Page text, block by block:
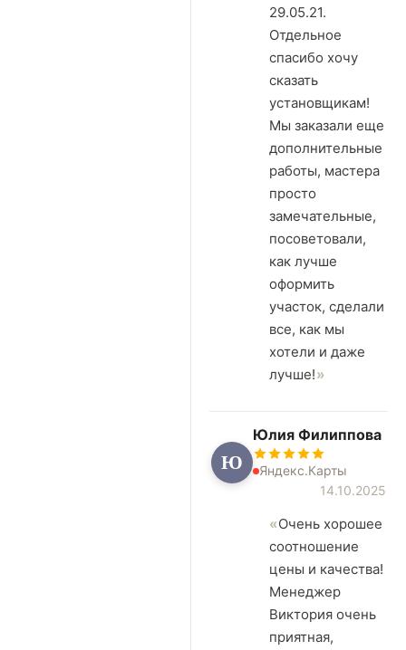
29.05.21.
Отдельное
спасибо хочу
сказать
установщикам!
Мы заказали еще
дополнительные
работы, мастера
просто
замечательные,
посоветовали,
как лучше
оформить
участок, сделали
все, как мы
хотели и даже
лучше!
Ю
Юлия Филиппова
Яндекс.Карты
14.10.2025
Очень хорошее
соотношение
цены и качества!
Менеджер
Виктория очень
приятная,